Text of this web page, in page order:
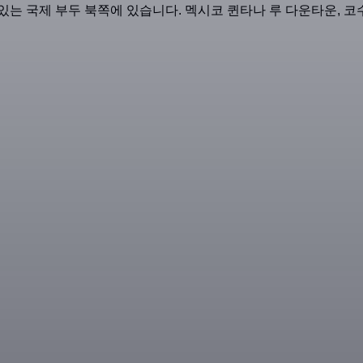
국제 부두 북쪽에 있습니다. 멕시코 퀸타나 루 다운타운,